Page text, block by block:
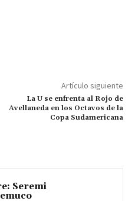
Artículo siguiente
La U se enfrenta al Rojo de
Avellaneda en los Octavos de la
Copa Sudamericana
Seremi